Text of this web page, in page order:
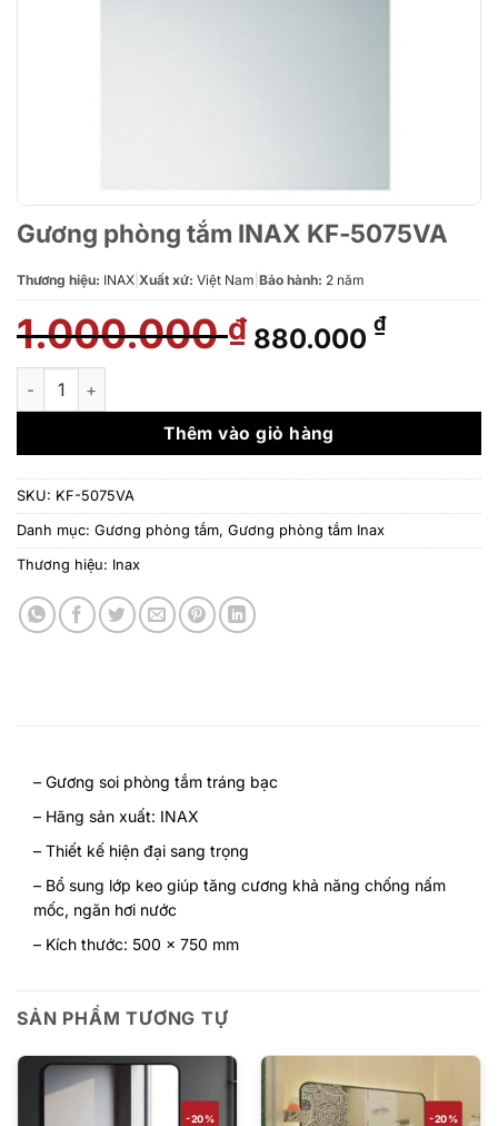
Gương phòng tắm INAX KF-5075VA
Thương hiệu: INAX Xuất xứ: Việt Nam Bảo hành: 2 năm
1.000.000₫ Giá
gốc
1.000.000 ₫.
880.000 ₫Giá
là:
Gương phòng tắm INAX KF-5075VA số lượng
Thêm vào giỏ hàng
SKU: KF-5075VA
Danh mục: Gương phòng tắm, Gương phòng tắm Inax
Thương hiệu: Inax
– Gương soi phòng tắm tráng bạc
– Hãng sản xuất: INAX
– Thiết kế hiện đại sang trọng
– Bổ sung lớp keo giúp tăng cương khả năng chống nấm
mốc, ngăn hơi nước
– Kích thước: 500 x 750 mm
SẢN PHẨM TƯƠNG TỰ
-20% -20%